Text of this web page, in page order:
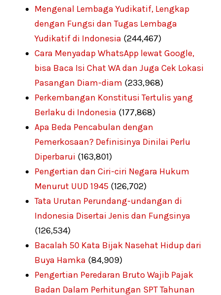
Mengenal Lembaga Yudikatif, Lengkap
dengan Fungsi dan Tugas Lembaga
Yudikatif di Indonesia (244,467)
Cara Menyadap WhatsApp lewat Google,
bisa Baca Isi Chat WA dan Juga Cek Lokasi
Pasangan Diam-diam (233,968)
Perkembangan Konstitusi Tertulis yang
Berlaku di Indonesia (177,868)
Apa Beda Pencabulan dengan
Pemerkosaan? Definisinya Dinilai Perlu
Diperbarui (163,801)
Pengertian dan Ciri-ciri Negara Hukum
Menurut UUD 1945 (126,702)
Tata Urutan Perundang-undangan di
Indonesia Disertai Jenis dan Fungsinya
(126,534)
Bacalah 50 Kata Bijak Nasehat Hidup dari
Buya Hamka (84,909)
Pengertian Peredaran Bruto Wajib Pajak
Badan Dalam Perhitungan SPT Tahunan